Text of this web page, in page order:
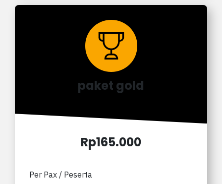
paket gold
Rp165.000
Per Pax / Peserta